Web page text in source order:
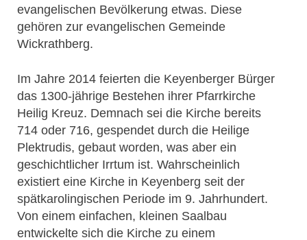
evangelischen Bevölkerung etwas. Diese
gehören zur evangelischen Gemeinde
Wickrathberg.
Im Jahre 2014 feierten die Keyenberger Bürger
das 1300-jährige Bestehen ihrer Pfarrkirche
Heilig Kreuz. Demnach sei die Kirche bereits
714 oder 716, gespendet durch die Heilige
Plektrudis, gebaut worden, was aber ein
geschichtlicher Irrtum ist. Wahrscheinlich
existiert eine Kirche in Keyenberg seit der
spätkarolingischen Periode im 9. Jahrhundert.
Von einem einfachen, kleinen Saalbau
entwickelte sich die Kirche zu einem